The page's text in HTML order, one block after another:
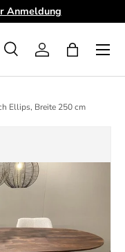
Anmeldung
SucheEinloggen
Menü
Ellips, Breite 250 cm